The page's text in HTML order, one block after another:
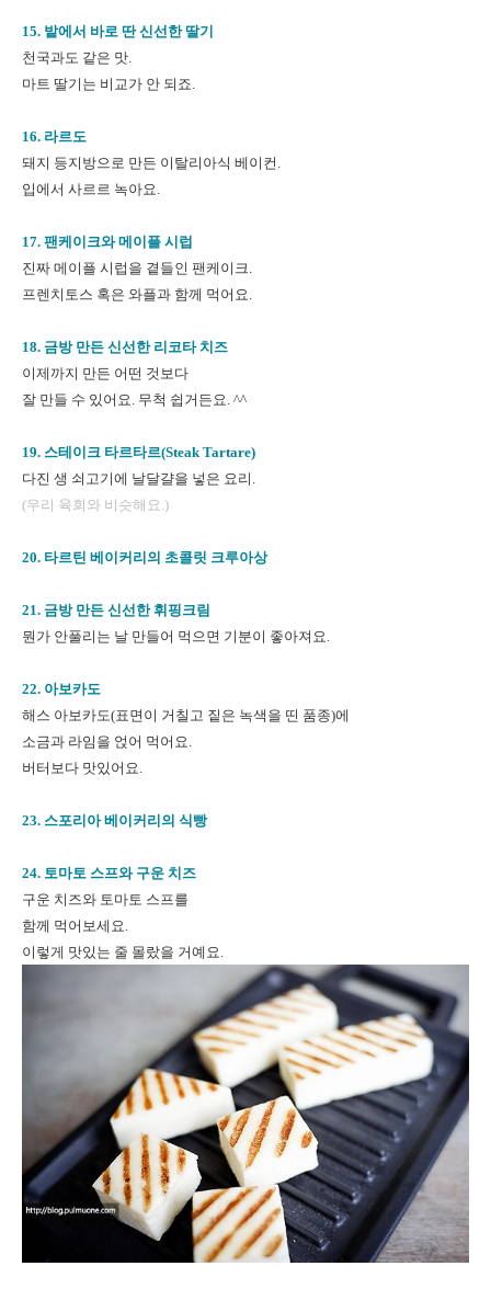
15. 밭에서 바로 딴 신선한 딸기
천국과도 같은 맛.
마트 딸기는 비교가 안 되죠.
16. 라르도
돼지 등지방으로 만든 이탈리아식 베이컨.
입에서 사르르 녹아요.
17. 팬케이크와 메이플 시럽
진짜 메이플 시럽을 곁들인 팬케이크.
프렌치토스 혹은 와플과 함께 먹어요.
18. 금방 만든 신선한 리코타 치즈
이제까지 만든 어떤 것보다
잘 만들 수 있어요. 무척 쉽거든요. ^^
19. 스테이크 타르타르(Steak Tartare)
다진 생 쇠고기에 날달걀을 넣은 요리.
(우리 육회와 비슷해요.)
20. 타르틴 베이커리의 초콜릿 크루아상
21. 금방 만든 신선한 휘핑크림
뭔가 안풀리는 날 만들어 먹으면 기분이 좋아져요.
22. 아보카도
해스 아보카도(표면이 거칠고 짙은 녹색을 띤 품종)에
소금과 라임을 얹어 먹어요.
버터보다 맛있어요.
23. 스포리아 베이커리의 식빵
24. 토마토 스프와 구운 치즈
구운 치즈와 토마토 스프를
함께 먹어보세요.
이렇게 맛있는 줄 몰랐을 거예요.